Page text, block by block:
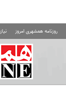
روزنامه همشهری امروز